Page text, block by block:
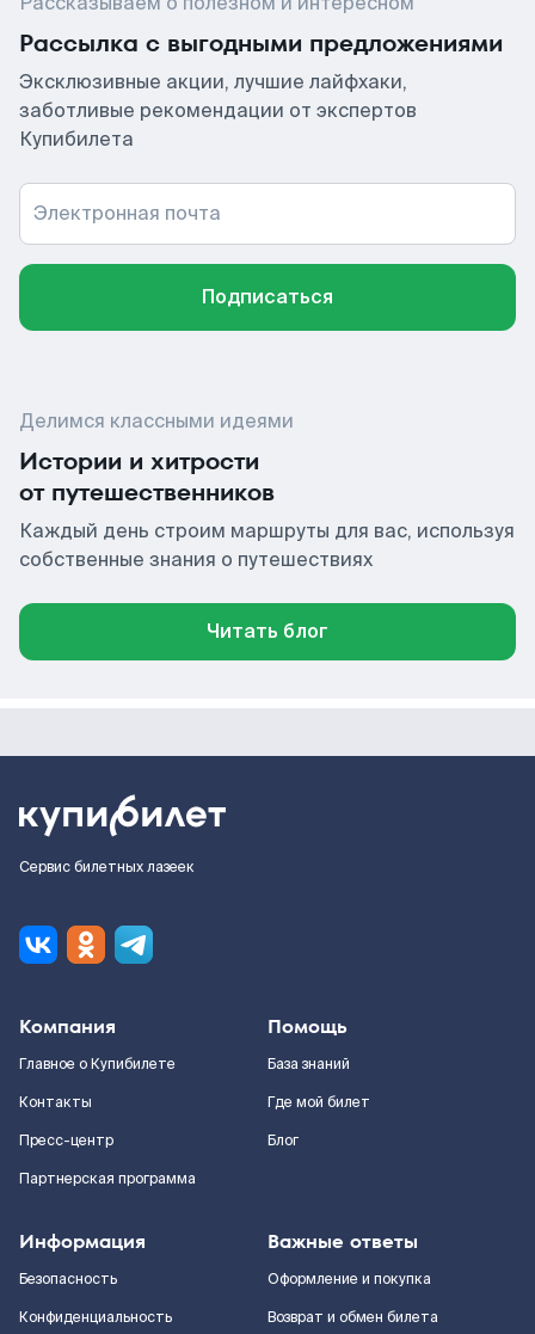
Рассылка с выгодными предложениями
Эксклюзивные акции, лучшие лайфхаки,
заботливые рекомендации от экспертов
Купибилета
Электронная почта
Подписаться
Делимся классными идеями
Истории и хитрости
от путешественников
Каждый день строим маршруты для вас, используя
собственные знания о путешествиях
Читать блог
Сервис билетных лазеек
Компания
Главное о Купибилете
Контакты
Пресс-центр
Партнерская программа
Помощь
База знаний
Где мой билет
Блог
Информация
Безопасность
Конфиденциальность
Важные ответы
Оформление и покупка
Возврат и обмен билета